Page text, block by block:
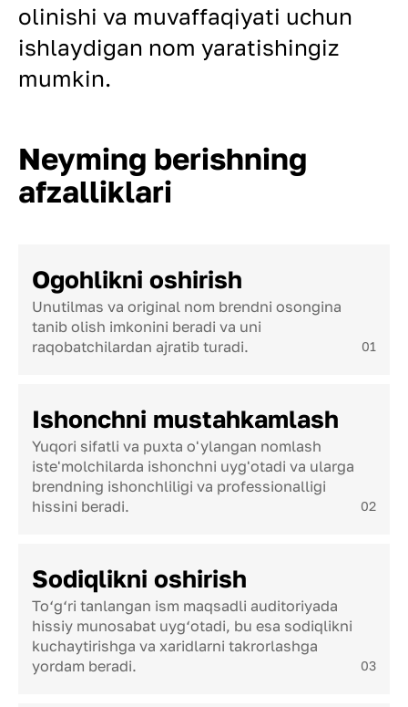
olinishi va muvaffaqiyati uchun
ishlaydigan nom yaratishingiz
mumkin.
Neyming berishning
afzalliklari
Ogohlikni oshirish
Unutilmas va original nom brendni osongina
tanib olish imkonini beradi va uni
raqobatchilardan ajratib turadi.
01
Ishonchni mustahkamlash
Yuqori sifatli va puxta o'ylangan nomlash
iste'molchilarda ishonchni uyg'otadi va ularga
brendning ishonchliligi va professionalligi
hissini beradi.
02
Sodiqlikni oshirish
To‘g‘ri tanlangan ism maqsadli auditoriyada
hissiy munosabat uyg‘otadi, bu esa sodiqlikni
kuchaytirishga va xaridlarni takrorlashga
yordam beradi.
03